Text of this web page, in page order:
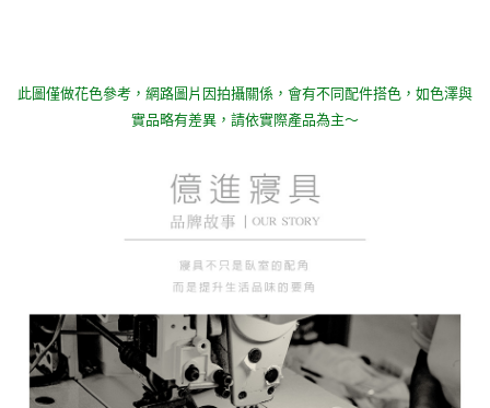
此圖僅做花色參考， 網路圖片因拍攝關係，會有不同配件搭色，如色澤與
實品略有差異，請依實際產品為主～